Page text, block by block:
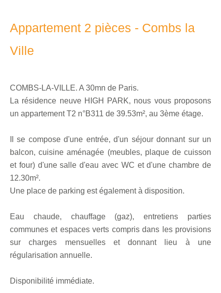
Appartement 2 pièces - Combs la
Ville
COMBS-LA-VILLE. A 30mn de Paris.
La résidence neuve HIGH PARK, nous vous proposons
un appartement T2 n°B311 de 39.53m², au 3ème étage.
Il se compose d'une entrée, d'un séjour donnant sur un
balcon, cuisine aménagée (meubles, plaque de cuisson
et four) d'une salle d'eau avec WC et d'une chambre de
12.30m².
Une place de parking est également à disposition.
Eau chaude, chauffage (gaz), entretiens parties
communes et espaces verts compris dans les provisions
sur charges mensuelles et donnant lieu à une
régularisation annuelle.
Disponibilité immédiate.